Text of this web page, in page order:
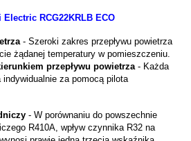
RCG22KRLB ECO
- Szeroki zakres przepływu powietrza
żądanej temperatury w pomieszczeniu.
przepływu powietrza - Każda
za pomocą pilota
- W porównaniu do powszechnie
R410A, wpływ czynnika R32 na